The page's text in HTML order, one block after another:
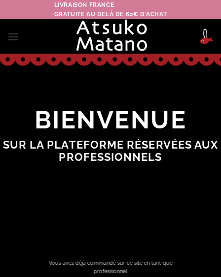
au
LIVRAISON FRANCE
GRATUITE AU DELÀ DE 60€ D'ACHAT
BIENVENUE
SUR LA PLATEFORME RÉSERVÉES AUX
PROFESSIONNELS
Vous avez déjà commandé sur ce site en tant que
professionnel